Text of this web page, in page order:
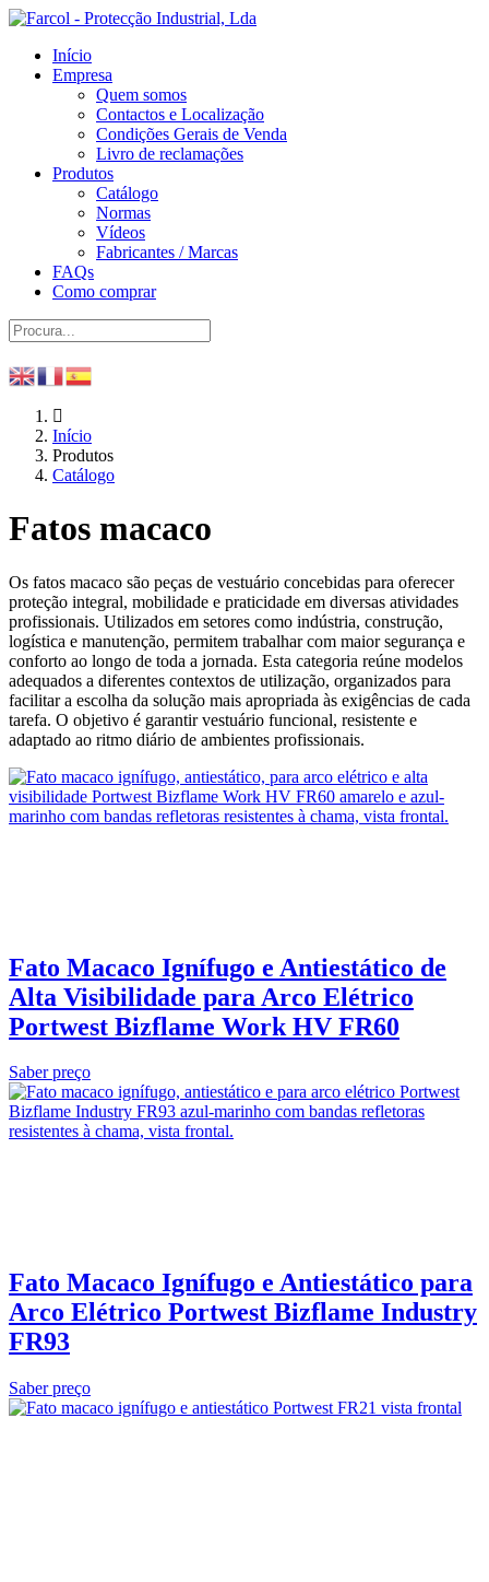
Início
Empresa
Quem somos
Contactos e Localização
Condições Gerais de Venda
Livro de reclamações
Produtos
Catálogo
Normas
Vídeos
Fabricantes / Marcas
FAQs
Como comprar
Início
Produtos
Catálogo
Fatos macaco
Os fatos macaco são peças de vestuário concebidas para oferecer
proteção integral, mobilidade e praticidade em diversas atividades
profissionais. Utilizados em setores como indústria, construção,
logística e manutenção, permitem trabalhar com maior segurança e
conforto ao longo de toda a jornada. Esta categoria reúne modelos
adequados a diferentes contextos de utilização, organizados para
facilitar a escolha da solução mais apropriada às exigências de cada
tarefa. O objetivo é garantir vestuário funcional, resistente e
adaptado ao ritmo diário de ambientes profissionais.
Fato Macaco Ignífugo e Antiestático de
Alta Visibilidade para Arco Elétrico
Portwest Bizflame Work HV FR60
Saber preço
Fato Macaco Ignífugo e Antiestático para
Arco Elétrico Portwest Bizflame Industry
FR93
Saber preço